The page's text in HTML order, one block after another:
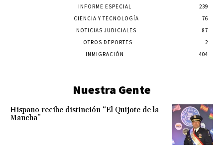
INFORME ESPECIAL
239
CIENCIA Y TECNOLOGÍA
76
NOTICIAS JUDICIALES
87
OTROS DEPORTES
2
INMIGRACIÓN
404
Nuestra Gente
Hispano recibe distinción “El Quijote de la
Mancha”